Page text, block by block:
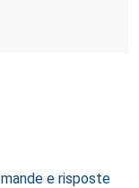
e risposte